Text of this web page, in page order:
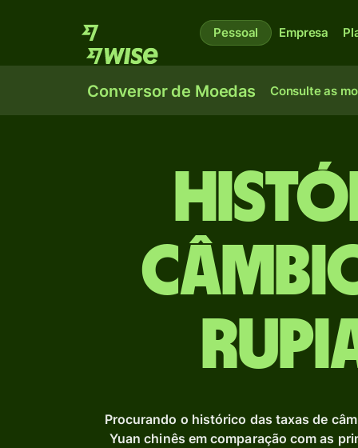
Pessoal Empresa
Conversor de Moedas Consulte as
Procurando o histórico das taxas de
Yuan chinês em comparação com as